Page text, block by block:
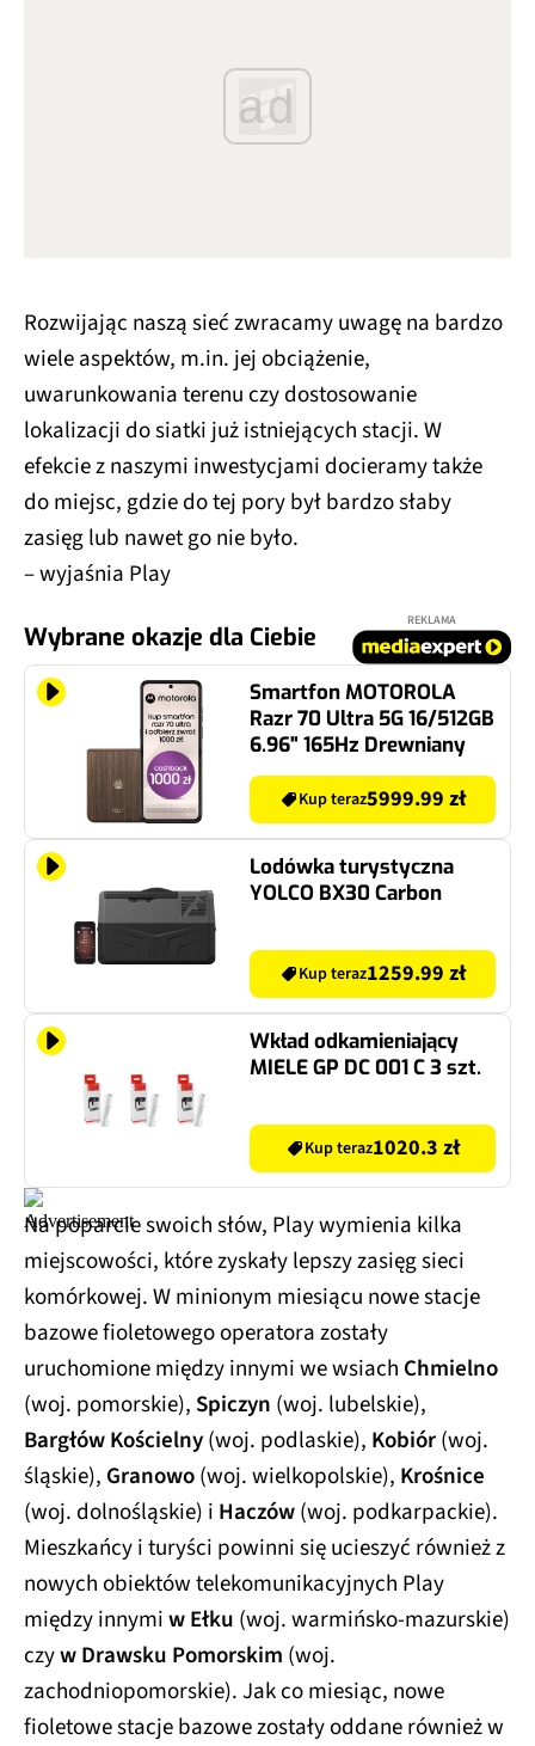
ad
Rozwijając naszą sieć zwracamy uwagę na bardzo
wiele aspektów, m.in. jej obciążenie,
uwarunkowania terenu czy dostosowanie
lokalizacji do siatki już istniejących stacji. W
efekcie z naszymi inwestycjami docieramy także
do miejsc, gdzie do tej pory był bardzo słaby
zasięg lub nawet go nie było.
– wyjaśnia Play
Wybrane okazje dla Ciebie
REKLAMA
Smartfon MOTOROLA
Razr 70 Ultra 5G 16/512GB
6.96" 165Hz Drewniany
Kup teraz5999.99 zł
Lodówka turystyczna
YOLCO BX30 Carbon
Kup teraz1259.99 zł
Wkład odkamieniający
MIELE GP DC 001 C 3 szt.
Kup teraz1020.3 zł
Na poparcie swoich słów, Play wymienia kilka
miejscowości, które zyskały lepszy zasięg sieci
komórkowej. W minionym miesiącu nowe stacje
bazowe fioletowego operatora zostały
uruchomione między innymi we wsiach Chmielno
(woj. pomorskie), Spiczyn (woj. lubelskie),
Bargłów Kościelny(woj. podlaskie), Kobiór(woj.
śląskie), Granowo(woj. wielkopolskie), Krośnice
(woj. dolnośląskie) i Haczów(woj. podkarpackie).
Mieszkańcy i turyści powinni się ucieszyć również z
nowych obiektów telekomunikacyjnych Play
między innymiw Ełku (woj. warmińsko-mazurskie)
czyw Drawsku Pomorskim (woj.
zachodniopomorskie). Jak co miesiąc, nowe
fioletowe stacje bazowe zostały oddane również w